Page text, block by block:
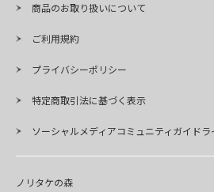
商品のお取り扱いについて
ご利用規約
プライバシーポリシー
特定商取引法に基づく表示
ソーシャルメディアコミュニティガイドラ
ノリタケの森